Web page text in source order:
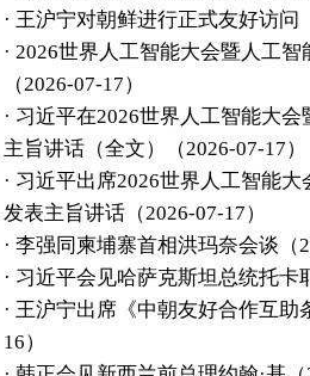
· 王沪宁对朝鲜进行正式友好访问
· 2026世界人工智能大会暨人工
（2026-07-17）
· 习近平在2026世界人工智能大
主旨讲话（全文）
（2026-07-17）
· 习近平出席2026世界人工智能
发表主旨讲话 （2026-07-17）
· 李强同柬埔寨首相洪玛奈会谈
· 习近平会见哈萨克斯坦总统托卡
· 王沪宁出席《中朝友好合作互助
16）